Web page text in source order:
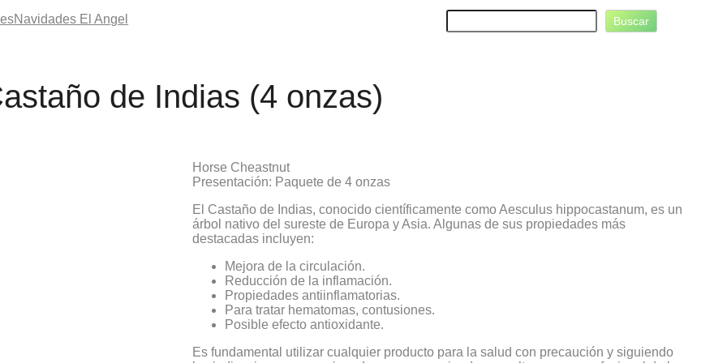
Navidades El Angel
B
u
Buscar
de Indias (4 onzas)
Horse Cheastnut
Presentación: Paquete de 4 onzas
El Castaño de Indias, conocido científicamente como Aesculus hippocastanum, es un
árbol nativo del sureste de Europa y Asia. Algunas de sus propiedades más
destacadas incluyen:
Mejora de la circulación.
Reducción de la inflamación.
Propiedades antiinflamatorias.
Para tratar hematomas, contusiones.
Posible efecto antioxidante.
Es fundamental utilizar cualquier producto para la salud con precaución y siguiendo